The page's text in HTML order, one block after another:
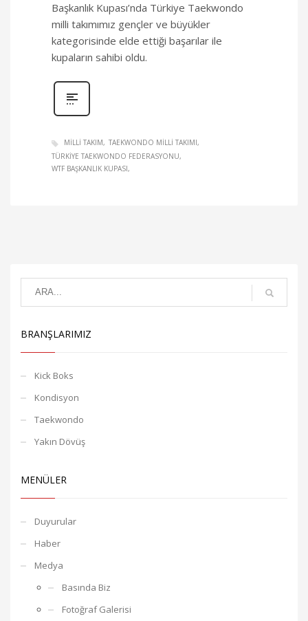
Başkanlık Kupası’nda Türkiye Taekwondo
milli takımımız gençler ve büyükler
kategorisinde elde ettiği başarılar ile
kupaların sahibi oldu.
MILLI TAKIM
TAEKWONDO MILLI TAKIMI
TÜRKIYE TAEKWONDO FEDERASYONU
WTF BAŞKANLIK KUPASI
BRANŞLARIMIZ
Kick Boks
Kondisyon
Taekwondo
Yakın Dövüş
MENÜLER
Duyurular
Haber
Medya
Basında Biz
Fotoğraf Galerisi